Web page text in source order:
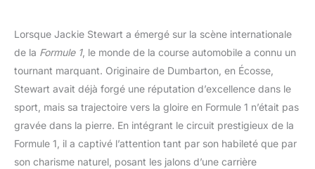
Lorsque Jackie Stewart a émergé sur la scène internationale
de la Formule 1, le monde de la course automobile a connu un
tournant marquant. Originaire de Dumbarton, en Écosse,
Stewart avait déjà forgé une réputation d’excellence dans le
sport, mais sa trajectoire vers la gloire en Formule 1 n’était pas
gravée dans la pierre. En intégrant le circuit prestigieux de la
Formule 1, il a captivé l’attention tant par son habileté que par
son charisme naturel, posant les jalons d’une carrière